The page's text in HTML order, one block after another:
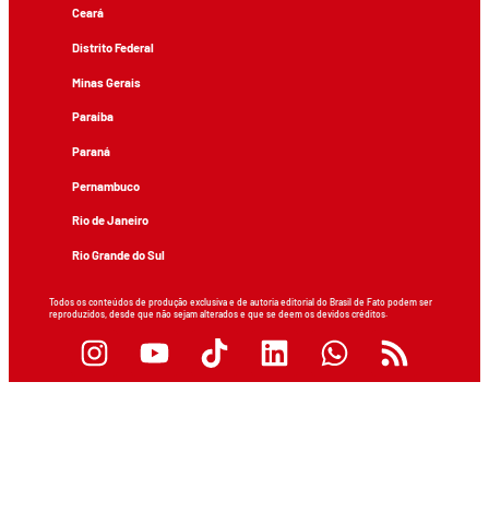
Ceará
Distrito Federal
Minas Gerais
Paraíba
Paraná
Pernambuco
Rio de Janeiro
Rio Grande do Sul
Todos os conteúdos de produção exclusiva e de autoria editorial do Brasil de Fato podem ser
reproduzidos, desde que não sejam alterados e que se deem os devidos créditos.